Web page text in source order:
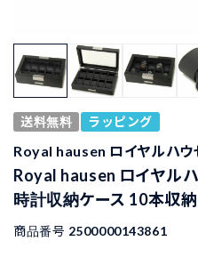
送料無料 ラッピング
Royal hausen ロイヤルハウ
Royal hausen ロイヤル
時計収納ケース 10本収
商品番号 2500000143861